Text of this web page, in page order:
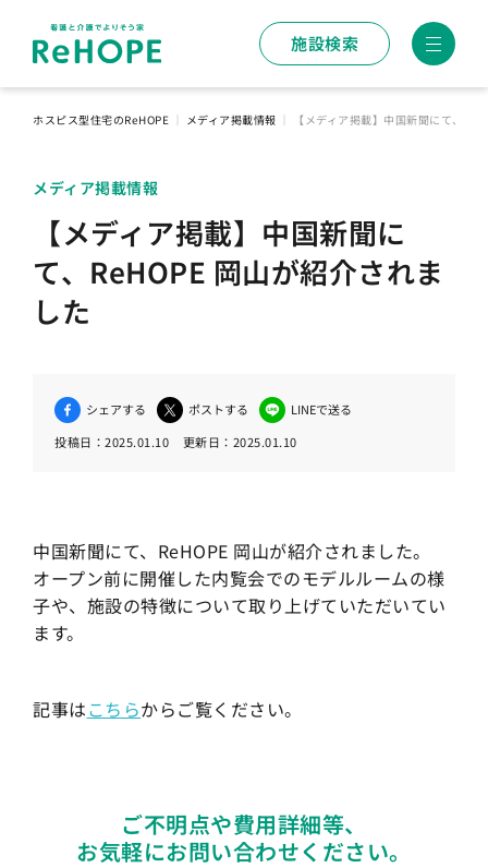
施設検索
ホスピス型住宅のReHOPE メディア掲載情報 【メディア掲載】中国新聞にて、
メディア掲載情報
【メディア掲載】中国新聞に
て、ReHOPE 岡山が紹介されま
した
シェアする ポストする
LINEで送る
投稿日： 2025.01.10 更新日： 2025.01.10
中国新聞にて、ReHOPE 岡山が紹介されました。
オープン前に開催した内覧会でのモデルルームの様
子や、施設の特徴について取り上げていただいてい
ます。
記事はこちらからご覧ください。
ご不明点や費用詳細等、
お気軽にお問い合わせください。